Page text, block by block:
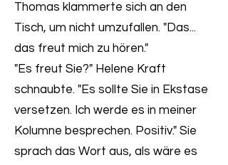
Thomas klammerte sich an den
Tisch, um nicht umzufallen. "Das...
das freut mich zu hören."
"Es freut Sie?" Helene Kraft
schnaubte. "Es sollte Sie in Ekstase
versetzen. Ich werde es in meiner
Kolumne besprechen. Positiv." Sie
sprach das Wort aus, als wäre es